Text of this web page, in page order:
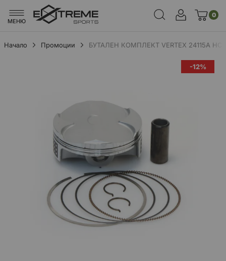
МЕНЮ
0
Начало Промоции БУТАЛЕН КОМПЛЕКТ VERTEX 24115A HC
-12%
изображенията